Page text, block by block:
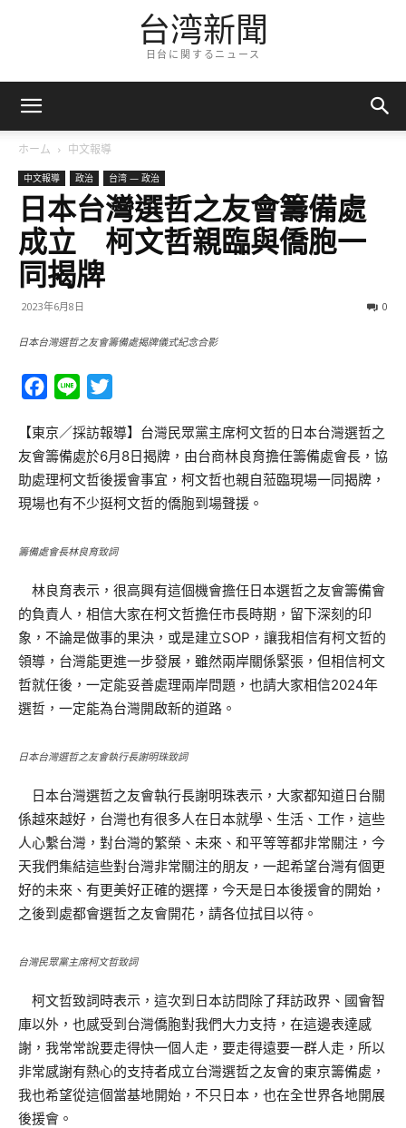
台湾新聞
日台に関するニュース
ホーム 中文報導
中文報導 政治 台湾 — 政治
日本台灣選哲之友會籌備處
成立 柯文哲親臨與僑胞一
同揭牌
2023年6月8日 0
日本台灣選哲之友會籌備處揭牌儀式紀念合影
Facebook
Line
【東京／採訪報導】台灣民眾黨主席柯文哲的日本台灣選哲之
友會籌備處於6月8日揭牌，由台商林良育擔任籌備處會長，協
助處理柯文哲後援會事宜，柯文哲也親自蒞臨現場一同揭牌，
現場也有不少挺柯文哲的僑胞到場聲援。
籌備處會長林良育致詞
林良育表示，很高興有這個機會擔任日本選哲之友會籌備會
的負責人，相信大家在柯文哲擔任市長時期，留下深刻的印
象，不論是做事的果決，或是建立SOP，讓我相信有柯文哲的
領導，台灣能更進一步發展，雖然兩岸關係緊張，但相信柯文
哲就任後，一定能妥善處理兩岸問題，也請大家相信2024年
選哲，一定能為台灣開啟新的道路。
日本台灣選哲之友會執行長謝明珠致詞
日本台灣選哲之友會執行長謝明珠表示，大家都知道日台關
係越來越好，台灣也有很多人在日本就學、生活、工作，這些
人心繫台灣，對台灣的繁榮、未來、和平等等都非常關注，今
天我們集結這些對台灣非常關注的朋友，一起希望台灣有個更
好的未來、有更美好正確的選擇，今天是日本後援會的開始，
之後到處都會選哲之友會開花，請各位拭目以待。
台灣民眾黨主席柯文哲致詞
柯文哲致詞時表示，這次到日本訪問除了拜訪政界、國會智
庫以外，也感受到台灣僑胞對我們大力支持，在這邊表達感
謝，我常常說要走得快一個人走，要走得遠要一群人走，所以
非常感謝有熱心的支持者成立台灣選哲之友會的東京籌備處，
我也希望從這個當基地開始，不只日本，也在全世界各地開展
後援會。